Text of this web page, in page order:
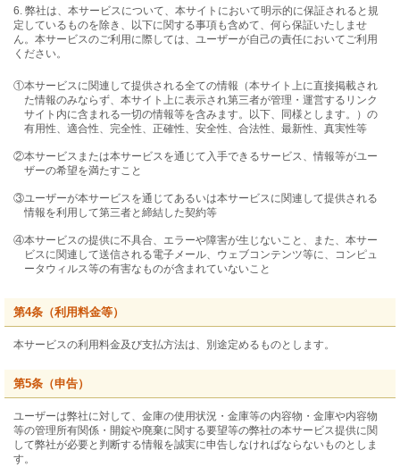
6. 弊社は、本サービスについて、本サイトにおいて明示的に保証されると規
定しているものを除き、以下に関する事項も含めて、何ら保証いたしませ
ん。本サービスのご利用に際しては、ユーザーが自己の責任においてご利用
ください。
①本サービスに関連して提供される全ての情報（本サイト上に直接掲載され
た情報のみならず、本サイト上に表示され第三者が管理・運営するリンク
サイト内に含まれる一切の情報等を含みます。以下、同様とします。）の
有用性、適合性、完全性、正確性、安全性、合法性、最新性、真実性等
②本サービスまたは本サービスを通じて入手できるサービス、情報等がユー
ザーの希望を満たすこと
③ユーザーが本サービスを通じてあるいは本サービスに関連して提供される
情報を利用して第三者と締結した契約等
④本サービスの提供に不具合、エラーや障害が生じないこと、また、本サー
ビスに関連して送信される電子メール、ウェブコンテンツ等に、コンピュ
ータウィルス等の有害なものが含まれていないこと
第4条（利用料金等）
本サービスの利用料金及び支払方法は、別途定めるものとします。
第5条（申告）
ユーザーは弊社に対して、金庫の使用状況・金庫等の内容物・金庫や内容物
等の管理所有関係・開錠や廃棄に関する要望等の弊社の本サービス提供に関
して弊社が必要と判断する情報を誠実に申告しなければならないものとしま
す。